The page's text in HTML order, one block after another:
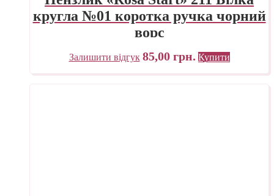
кругла №01 коротка ручка чорний
ворс
Залишити відгук 85,00 грн. Купити